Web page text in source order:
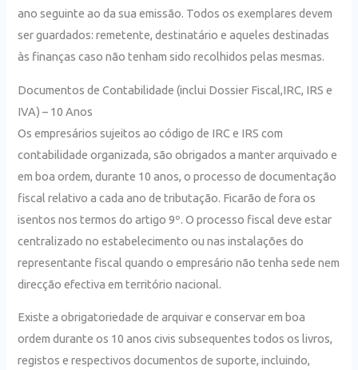
ano seguinte ao da sua emissão. Todos os exemplares devem
ser guardados: remetente, destinatário e aqueles destinadas
às finanças caso não tenham sido recolhidos pelas mesmas.
Documentos de Contabilidade (inclui Dossier Fiscal,IRC, IRS e
IVA) – 10 Anos
Os empresários sujeitos ao código de IRC e IRS com
contabilidade organizada, são obrigados a manter arquivado e
em boa ordem, durante 10 anos, o processo de documentação
fiscal relativo a cada ano de tributação. Ficarão de fora os
isentos nos termos do artigo 9º. O processo fiscal deve estar
centralizado no estabelecimento ou nas instalações do
representante fiscal quando o empresário não tenha sede nem
direcção efectiva em território nacional.
Existe a obrigatoriedade de arquivar e conservar em boa
ordem durante os 10 anos civis subsequentes todos os livros,
registos e respectivos documentos de suporte, incluindo,